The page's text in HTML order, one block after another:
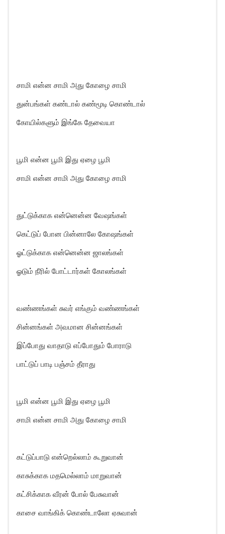
சாமி என்ன சாமி அது கோழை சாமி
துன்பங்கள் கண்டால் கண்மூடி கொண்டால்
கோயில்களும் இங்கே தேவையா
பூமி என்ன பூமி இது ஏழை பூமி
சாமி என்ன சாமி அது கோழை சாமி
துட்டுக்காக என்னென்ன வேஷங்கள்
கெட்டுப் போன பின்னாலே கோஷங்கள்
ஓட்டுக்காக என்னென்ன ஜாலங்கள்
ஓடும் நீரில் போட்டார்கள் கோலங்கள்
வண்ணங்கள் சுவர் எங்கும் வண்ணங்கள்
சின்னங்கள் அவமான சின்னங்கள்
இப்போது வாதாடு எப்போதும் போராடு
பாட்டுப் பாடி பஞ்சம் தீராது
பூமி என்ன பூமி இது ஏழை பூமி
சாமி என்ன சாமி அது கோழை சாமி
கட்டுப்பாடு என்றெல்லாம் கூறுவான்
காசுக்காக மதமெல்லாம் மாறுவான்
கட்சிக்காக வீரன் போல் பேசுவான்
காசை வாங்கிக் கொண்டாலோ ஏசுவான்